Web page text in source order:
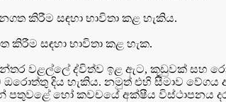
කිරීම සඳහා භාවිතා කළ හැකිය.
කිරීම සඳහා භාවිතා කළ හැක.
වළල්ලේ ද්විත්ව ඉළ ඇට, කූඩුවක් සහ
දිය හැකිය. නමුත් එහි සීමාව වේගය
හෝ කවචයේ අක්ෂීය විස්ථාපනය